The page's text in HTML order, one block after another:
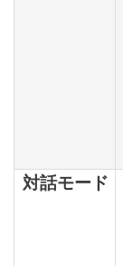
対話モード